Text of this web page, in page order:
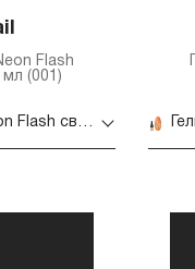
Flash
(001)
Гель-лак ART In Detail Neon Flash светоотражающий 6 мл (001)